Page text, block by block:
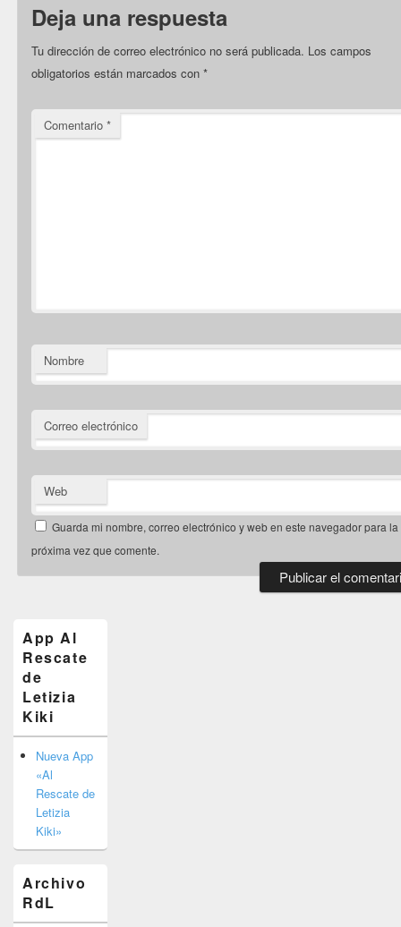
Deja una respuesta
Tu dirección de correo electrónico no será publicada. Los campos
obligatorios están marcados con*
Comentario*
Nombre
Correo electrónico
Web
Guarda mi nombre, correo electrónico y web en este navegador para la
próxima vez que comente.
widget
barra
lateral
primaria
App Al
Rescate
de
Letizia
Kiki
Nueva App
«Al
Rescate de
Letizia
Kiki»
Archivo
RdL